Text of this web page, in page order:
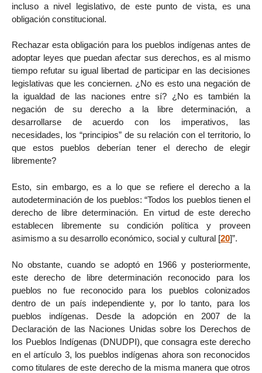
incluso a nivel legislativo, de este punto de vista, es una
obligación constitucional.
Rechazar esta obligación para los pueblos indígenas antes de
adoptar leyes que puedan afectar sus derechos, es al mismo
tiempo refutar su igual libertad de participar en las decisiones
legislativas que les conciernen. ¿No es esto una negación de
la igualdad de las naciones entre sí? ¿No es también la
negación de su derecho a la libre determinación, a
desarrollarse de acuerdo con los imperativos, las
necesidades, los “principios” de su relación con el territorio, lo
que estos pueblos deberían tener el derecho de elegir
libremente?
Esto, sin embargo, es a lo que se refiere el derecho a la
autodeterminación de los pueblos: “Todos los pueblos tienen el
derecho de libre determinación. En virtud de este derecho
establecen libremente su condición política y proveen
asimismo a su desarrollo económico, social y cultural [20]”.
No obstante, cuando se adoptó en 1966 y posteriormente,
este derecho de libre determinación reconocido para los
pueblos no fue reconocido para los pueblos colonizados
dentro de un país independiente y, por lo tanto, para los
pueblos indígenas. Desde la adopción en 2007 de la
Declaración de las Naciones Unidas sobre los Derechos de
los Pueblos Indígenas (DNUDPI), que consagra este derecho
en el artículo 3, los pueblos indígenas ahora son reconocidos
como titulares de este derecho de la misma manera que otros